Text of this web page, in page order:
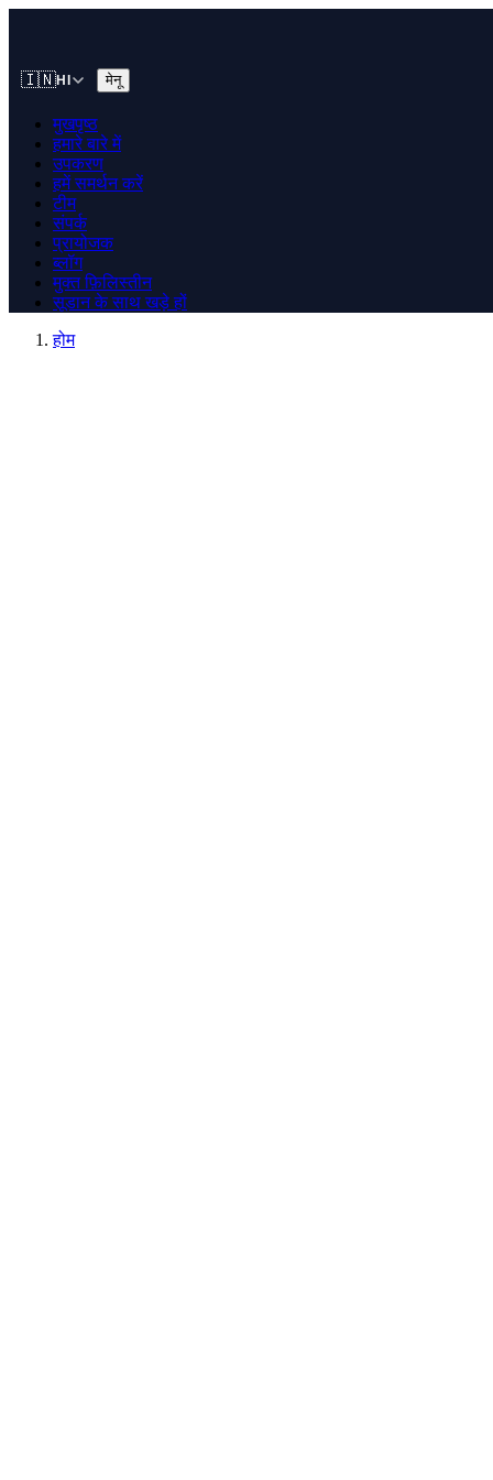
🇮🇳HI मेनू
मुखपृष्ठ
हमारे बारे में
उपकरण
हमें समर्थन करें
टीम
संपर्क
प्रायोजक
ब्लॉग
मुक्त फ़िलिस्तीन
सूडान के साथ खड़े हों
होम